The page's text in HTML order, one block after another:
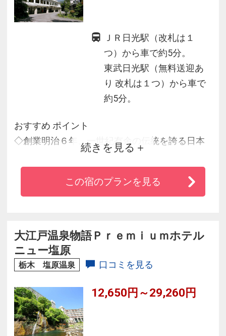
ＪＲ日光駅（改札は１
つ）から車で約5分。
東武日光駅（無料送迎あ
り 改札は１つ）から車で
約5分。
おすすめ ポイント
◇創業明治６年、一世紀有余の伝統を誇る日本
最古の由緒あるホテル。
◇東照宮に近く、神橋の高台に位置し、眼下に
大谷川、東照宮の杉木立を前影に日光連山を遠
床、コロニアル風の円柱、
さらに客室などの調度品はアンティークな重厚
さを感じさせます。
続きを見る
この宿のプランを見る
大江戸温泉物語Ｐｒｅｍｉｕｍホテル
ニュー塩原
栃木 塩原温泉 口コミを見る
12,650円～29,260円